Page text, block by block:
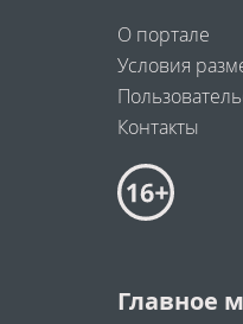
О портале
Условия
Контакты
Главное